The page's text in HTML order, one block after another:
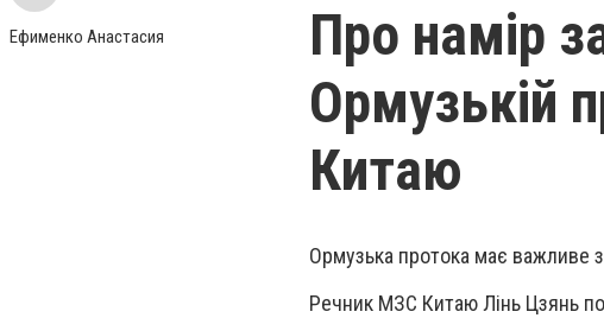
Ефименко Анастасия
Про намір
Ормузькій
Китаю
Ормузька протока має важливе
Речник МЗС Китаю Лінь Цзянь